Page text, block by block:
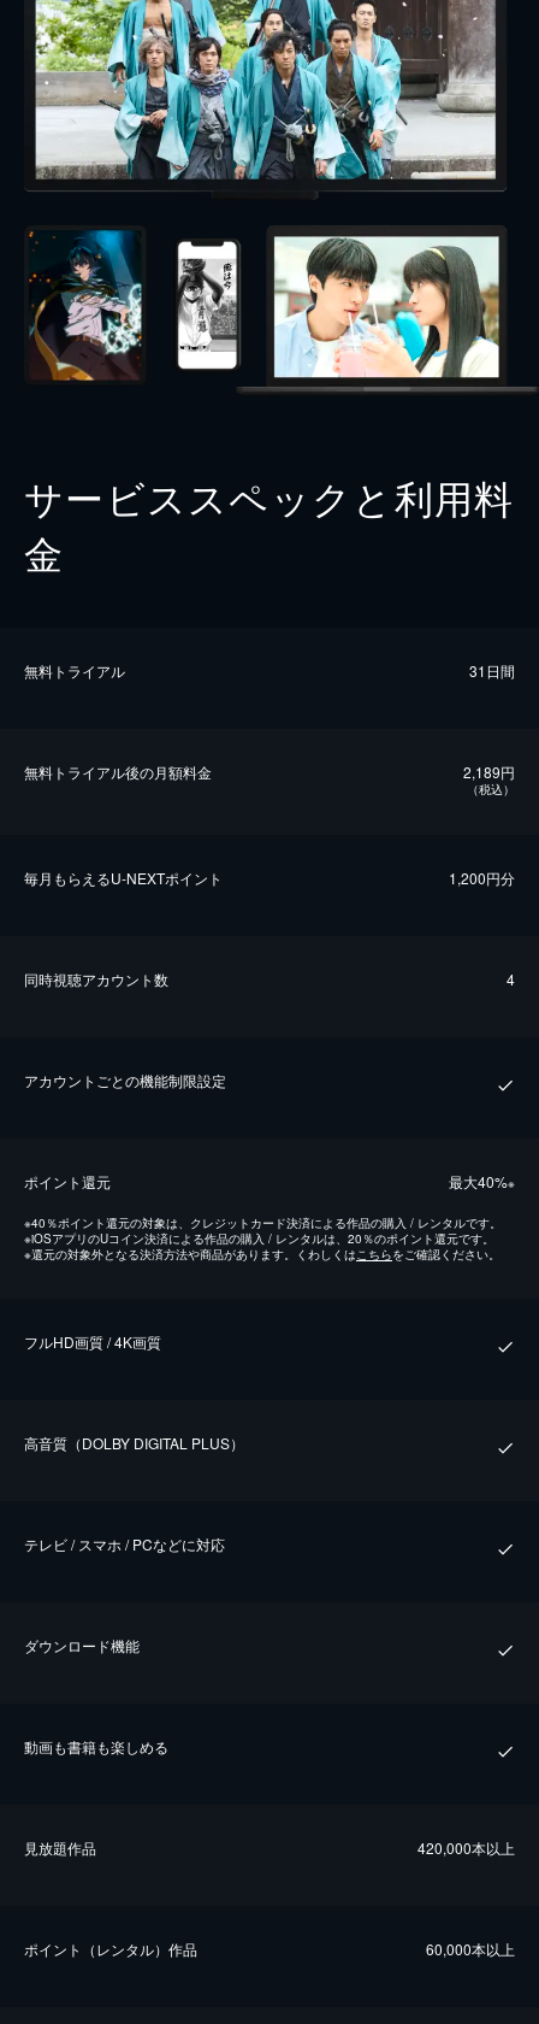
サービススペックと利用料
金
無料トライアル 31日間
無料トライアル後の⽉額料金 2,189円
（税込）
毎⽉もらえるU-NEXTポイント 1,200円分
同時視聴アカウント数 4
アカウントごとの機能制限設定
ポイント還元 最⼤40%※
※40％ポイント還元の対象は、クレジットカード決済による作品の購入 / レンタルです。
※iOSアプリのUコイン決済による作品の購入 / レンタルは、20％のポイント還元です。
※還元の対象外となる決済方法や商品があります。くわしくはこちらをご確認ください。
フルHD画質 / 4K画質
⾼⾳質（DOLBY DIGITAL PLUS）
テレビ / スマホ / PCなどに対応
ダウンロード機能
動画も書籍も楽しめる
⾒放題作品 420,000本以上
ポイント（レンタル）作品 60,000本以上